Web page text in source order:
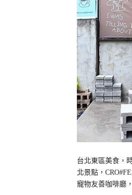
台北東區美食，
北景點，
寵物友善咖啡廳